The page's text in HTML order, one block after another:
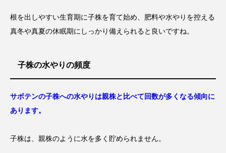
根を出しやすい生育期に子株を育て始め、肥料や水やりを控える
真冬や真夏の休眠期にしっかり備えられると良いですね。
子株の水やりの頻度
サボテンの子株への水やりは親株と比べて回数が多くなる傾向に
あります。
子株は、親株のように水を多く貯められません。